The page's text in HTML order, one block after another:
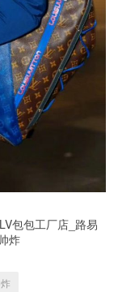
包包工厂店_路易
炸